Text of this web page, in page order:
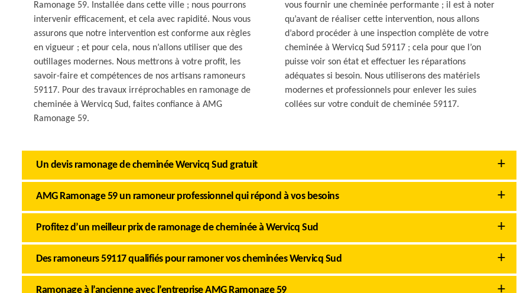
Ramonage 59. Installée dans cette ville ; nous pourrons
intervenir efficacement, et cela avec rapidité. Nous vous
assurons que notre intervention est conforme aux règles
en vigueur ; et pour cela, nous n’allons utiliser que des
outillages modernes. Nous mettrons à votre profit, les
savoir-faire et compétences de nos artisans ramoneurs
59117. Pour des travaux irréprochables en ramonage de
cheminée à Wervicq Sud, faites confiance à AMG
Ramonage 59.
vous fournir une cheminée performante ; il est à noter
qu’avant de réaliser cette intervention, nous allons
d’abord procéder à une inspection complète de votre
cheminée à Wervicq Sud 59117 ; cela pour que l’on
puisse voir son état et effectuer les réparations
adéquates si besoin. Nous utiliserons des matériels
modernes et professionnels pour enlever les suies
collées sur votre conduit de cheminée 59117.
Un devis ramonage de cheminée Wervicq Sud gratuit
AMG Ramonage 59 un ramoneur professionnel qui répond à vos besoins
Profitez d’un meilleur prix de ramonage de cheminée à Wervicq Sud
Des ramoneurs 59117 qualifiés pour ramoner vos cheminées Wervicq Sud
Ramonage à l’ancienne avec l’entreprise AMG Ramonage 59